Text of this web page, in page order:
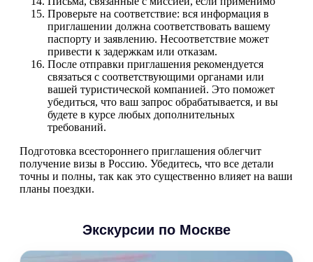
Проверьте на соответствие: вся информация в
приглашении должна соответствовать вашему
паспорту и заявлению. Несоответствие может
привести к задержкам или отказам.
После отправки приглашения рекомендуется
связаться с соответствующими органами или
вашей туристической компанией. Это поможет
убедиться, что ваш запрос обрабатывается, и вы
будете в курсе любых дополнительных
требований.
Подготовка всестороннего приглашения облегчит
получение визы в Россию. Убедитесь, что все детали
точны и полны, так как это существенно влияет на ваши
планы поездки.
Экскурсии по Москве